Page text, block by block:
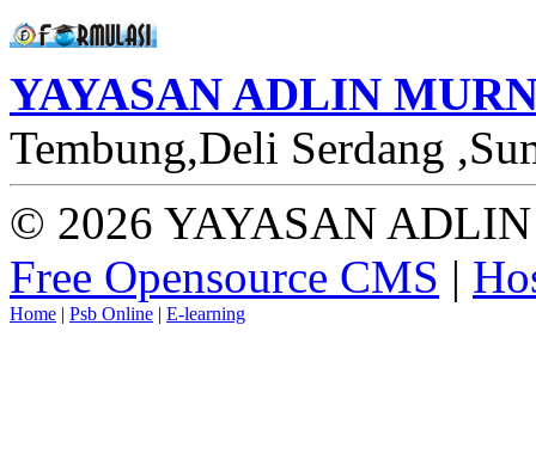
YAYASAN ADLIN
Tembung,Deli Serdang
© 2026 YAYASAN
Free Opensource CMS |
Home | Psb Online | E-learning